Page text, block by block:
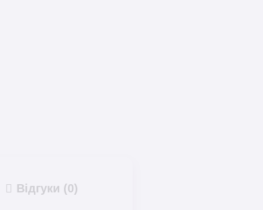
Відгуки (0)